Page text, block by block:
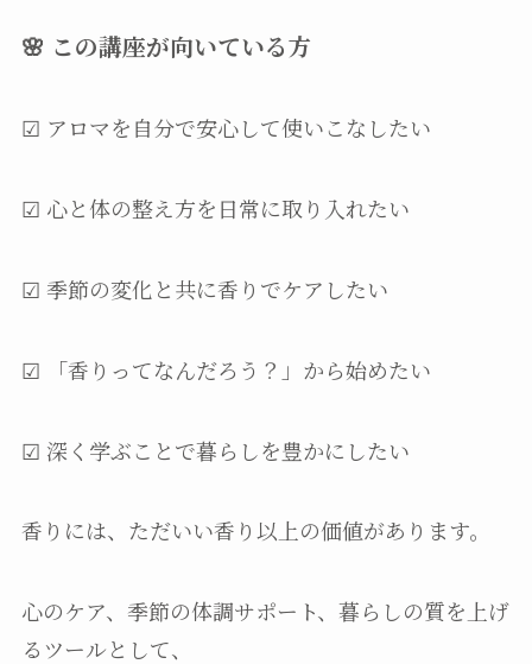
🌸 この講座が向いている方
☑ アロマを自分で安心して使いこなしたい
☑ 心と体の整え方を日常に取り入れたい
☑ 季節の変化と共に香りでケアしたい
☑ 「香りってなんだろう？」から始めたい
☑ 深く学ぶことで暮らしを豊かにしたい
香りには、ただいい香り以上の価値があります。
心のケア、季節の体調サポート、暮らしの質を上げ
るツールとして、